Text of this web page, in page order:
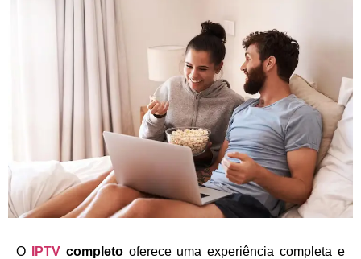
O IPTVcompletooferece uma experiência completa e